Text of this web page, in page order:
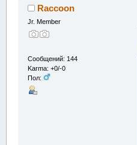
Raccoon
Jr. Member
Сообщений: 144
Karma: +0/-0
Пол: